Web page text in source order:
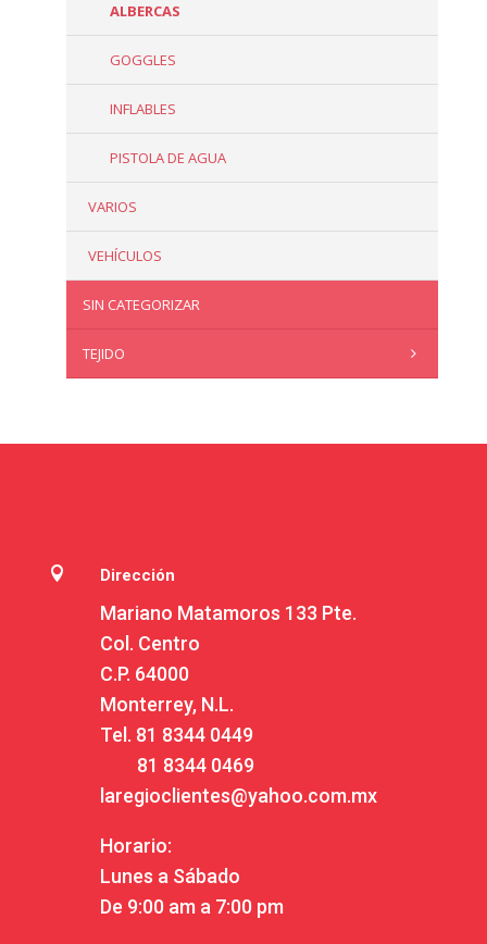
ALBERCAS
GOGGLES
INFLABLES
PISTOLA DE AGUA
VARIOS
VEHÍCULOS
SIN CATEGORIZAR
TEJIDO
 Dirección
Mariano Matamoros 133 Pte.
Col. Centro
C.P. 64000
Monterrey, N.L.
Tel. 81 8344 0449
81 8344 0469
laregioclientes@yahoo.com.mx
Horario:
Lunes a Sábado
De 9:00 am a 7:00 pm